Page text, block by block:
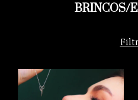
BRINCOS/